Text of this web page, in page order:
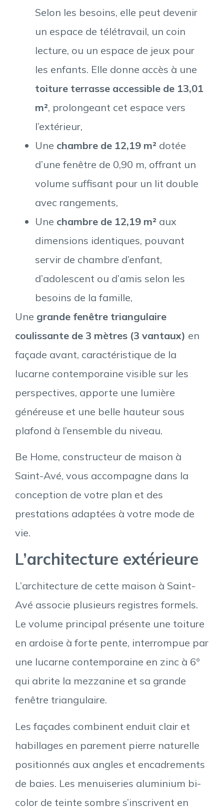
Selon les besoins, elle peut devenir
un espace de télétravail, un coin
lecture, ou un espace de jeux pour
les enfants. Elle donne accès à une
toiture terrasse accessible de 13,01
m², prolongeant cet espace vers
l’extérieur,
Une chambre de 12,19 m² dotée
d’une fenêtre de 0,90 m, offrant un
volume suffisant pour un lit double
avec rangements,
Une chambre de 12,19 m² aux
dimensions identiques, pouvant
servir de chambre d’enfant,
d’adolescent ou d’amis selon les
besoins de la famille,
Une grande fenêtre triangulaire
coulissante de 3 mètres (3 vantaux) en
façade avant, caractéristique de la
lucarne contemporaine visible sur les
perspectives, apporte une lumière
généreuse et une belle hauteur sous
plafond à l’ensemble du niveau.
Be Home, constructeur de maison à
Saint-Avé, vous accompagne dans la
conception de votre plan et des
prestations adaptées à votre mode de
vie.
L’architecture extérieure
L’architecture de cette maison à Saint-
Avé associe plusieurs registres formels.
Le volume principal présente une toiture
en ardoise à forte pente, interrompue par
une lucarne contemporaine en zinc à 6°
qui abrite la mezzanine et sa grande
fenêtre triangulaire.
Les façades combinent enduit clair et
habillages en parement pierre naturelle
positionnés aux angles et encadrements
de baies. Les menuiseries aluminium bi-
color de teinte sombre s’inscrivent en